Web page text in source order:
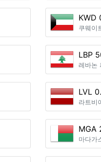
KWD
쿠웨이
LBP
레바논
LVL
라트비
MGA
마다가